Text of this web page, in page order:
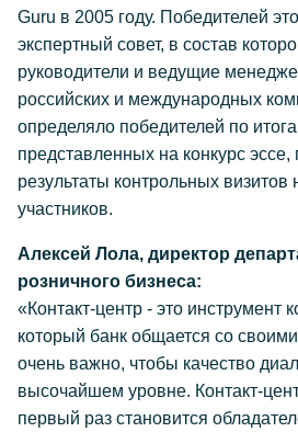
Guru в 2005 году. Победителей
экспертный совет, в состав
руководители и ведущие
российских и международных
определяло победителей по
представленных на конкурс
результаты контрольных визитов
участников.
Алексей Лола, директор
розничного бизнеса:
«Контакт-центр - это инструмент
который банк общается со
очень важно, чтобы качество
высочайшем уровне. Контакт-
первый раз становится